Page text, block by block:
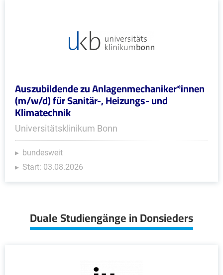
Auszubildende zu Anlagenmechaniker*innen
(m/w/d) für Sanitär-, Heizungs- und
Klimatechnik
Universitätsklinikum Bonn
bundesweit
Start: 03.08.2026
Duale Studiengänge in Donsieders